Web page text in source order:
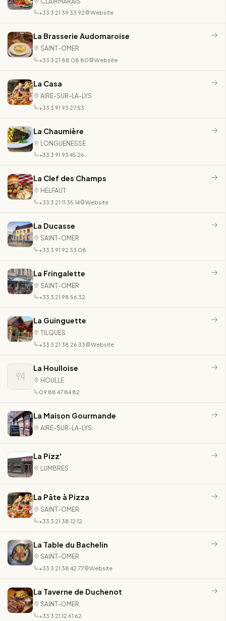
+33 3 21 39 33 92 Website
La Brasserie Audomaroise
SAINT-OMER
+33 3 21 88 08 80 Website
La Casa
AIRE-SUR-LA-LYS
+33 3 91 93 27 53
La Chaumière
LONGUENESSE
+33 3 91 93 45 26
La Clef des Champs
HELFAUT
+33 3 21 11 35 14 Website
La Ducasse
SAINT-OMER
+33 3 91 92 33 08
La Fringalette
SAINT-OMER
+33 3 21 98 56 32
La Guinguette
TILQUES
+33 3 21 38 26 33 Website
La Houlloise
HOULLE
09 88 47 84 82
La Maison Gourmande
AIRE-SUR-LA-LYS
La Pizz'
LUMBRES
La Pâte à Pizza
SAINT-OMER
+33 3 21 38 12 12
La Table du Bachelin
SAINT-OMER
+33 3 21 38 42 77 Website
La Taverne de Duchenot
SAINT-OMER
+33 3 21 12 61 62